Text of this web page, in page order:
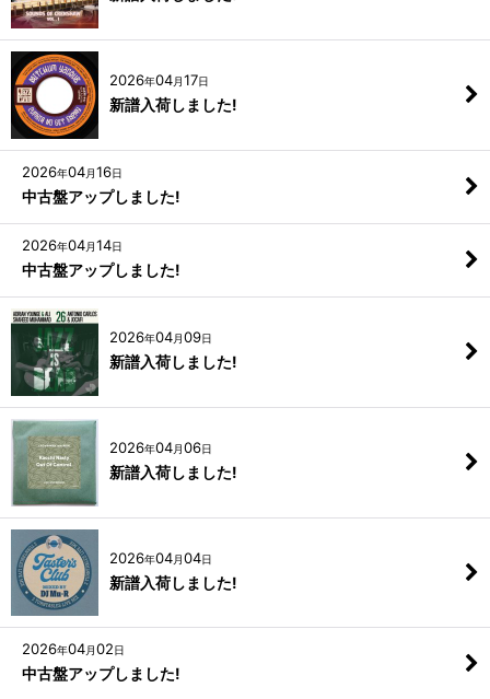
2026年04月17日
新譜入荷しました!
2026年04月16日
中古盤アップしました!
2026年04月14日
中古盤アップしました!
2026年04月09日
新譜入荷しました!
2026年04月06日
新譜入荷しました!
2026年04月04日
新譜入荷しました!
2026年04月02日
中古盤アップしました!